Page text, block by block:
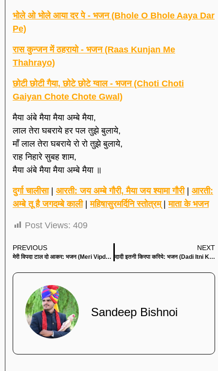
भोले ओ भोले आया दर पे - भजन (Bhole O Bhole Aaya Dar
Pe)
रास कुन्जन में ठहरायो - भजन (Raas Kunjan Me
Thahrayo)
छोटी छोटी गैया, छोटे छोटे ग्वाल - भजन (Choti Choti
Gaiyan Chote Chote Gwal)
मैया अंबे मैया मैया अम्बे मैया,
लाल तेरा घबराये हर पल तुझे बुलाये,
माँ लाल तेरा घबराये रो रो तुझे बुलाये,
राह निहारे सुबह शाम,
मैया अंबे मैया मैया अम्बे मैया ॥
दुर्गा चालीसा| आरती: जय अम्बे गौरी, मैया जय श्यामा गौरी| आरती:
अम्बे तू है जगदम्बे काली|महिषासुरमर्दिनि स्तोत्रम्|माता के भजन
Post Views: 409
PREVIOUS
मेरी विपदा टाल दो आकर: भजन (Meri Vipda Taal Do Aakar)
NEXT
दादी इतनी किरपा करिये: भजन (Dadi Itni Kirpa Kariye)
Sandeep Bishnoi